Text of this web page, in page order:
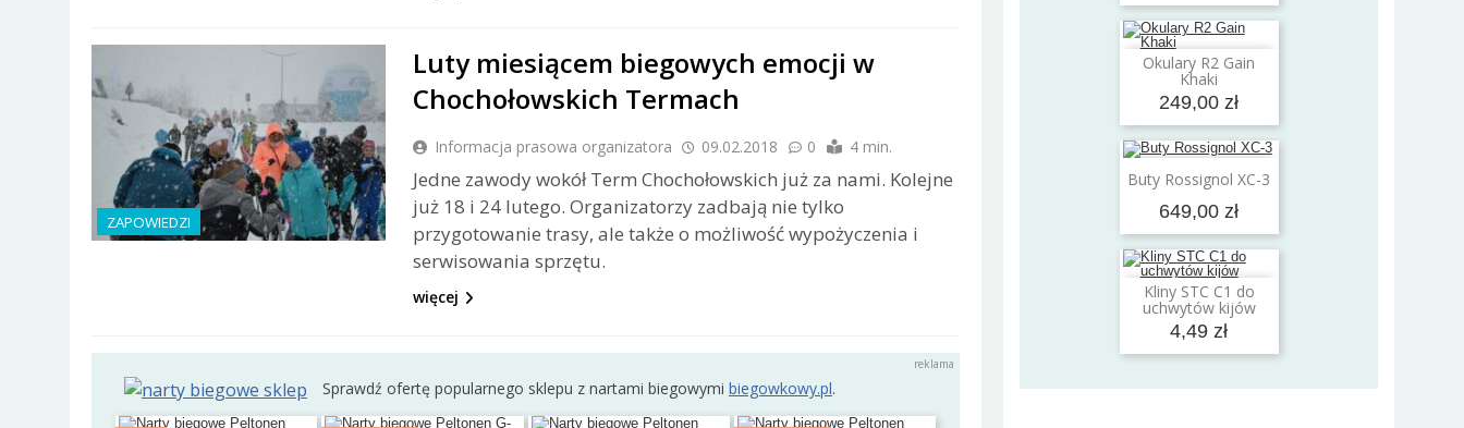
ZAPOWIEDZI
Luty miesiącem biegowych emocji w
Chochołowskich Termach
Informacja prasowa organizatora 09.02.2018 0 4 min.
Jedne zawody wokół Term Chochołowskich już za nami. Kolejne
już 18 i 24 lutego. Organizatorzy zadbają nie tylko
przygotowanie trasy, ale także o możliwość wypożyczenia i
serwisowania sprzętu.
więcej
Sprawdź ofertę popularnego sklepu z nartami biegowymi biegowkowy.pl.
Okulary R2 Gain
Khaki
249,00 zł
Dodaj do koszyka
Buty Rossignol XC-3
649,00 zł
Dodaj do koszyka
Kliny STC C1 do
uchwytów kijów
4,49 zł
Dodaj do koszyka